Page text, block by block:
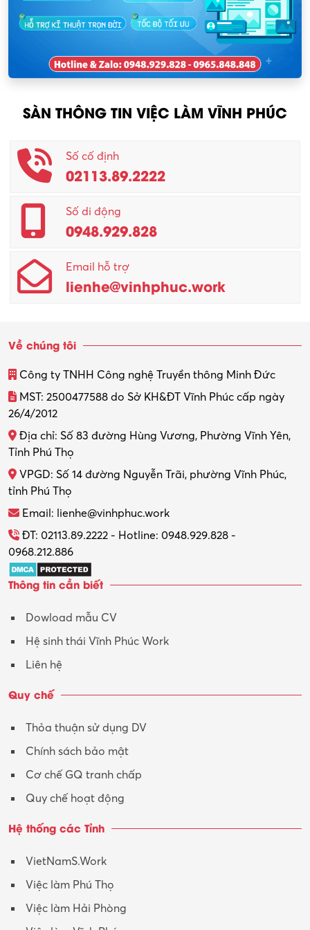
Nhân viên kinh doanh
Nhân viên thu mua
Nhân viên CSKH
Phục vụ khác
Promotion Girl (PG)
Quản lý – Giám đốc
Quản lý chất lượng – QC
Quản lý sản xuất
Quản trị kinh doanh
Thiết kế nội thất
Thợ máy – Ô tô – Xe máy
Thực tập
Tổ chức sự kiện – Quà tặng
Trợ lý
Tư vấn
Tư vấn – Kiến trúc
Y tế-Dược
KCN Lập Thạch I
KCN Sông Lô I
KCN Tam Dương
SÀN THÔNG TIN VIỆC LÀM VĨNH PHÚC
Số cố định
02113.89.2222
Số di động
0948.929.828
Email hỗ trợ
lienhe@vinhphuc.work
Về chúng tôi
Công ty TNHH Công nghệ Truyền thông Minh Đức
MST: 2500477588 do Sở KH&ĐT Vĩnh Phúc cấp ngày
26/4/2012
Địa chỉ: Số 83 đường Hùng Vương, Phường Vĩnh Yên,
Tỉnh Phú Thọ
VPGD: Số 14 đường Nguyễn Trãi, phường Vĩnh Phúc,
tỉnh Phú Thọ
Email: lienhe@vinhphuc.work
ĐT: 02113.89.2222 - Hotline: 0948.929.828 -
0968.212.886
Thông tin cần biết
Dowload mẫu CV
Hệ sinh thái Vĩnh Phúc Work
Liên hệ
Quy chế
Thỏa thuận sử dụng DV
Chính sách bảo mật
Cơ chế GQ tranh chấp
Quy chế hoạt động
Hệ thống các Tỉnh
VietNamS.Work
Việc làm Phú Thọ
Việc làm Hải Phòng